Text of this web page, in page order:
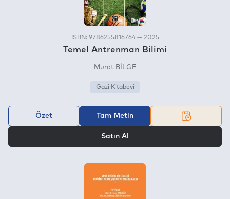
ISBN: 9786255816764 — 2025
Temel Antrenman Bilimi
Murat BİLGE
Gazi Kitabevi
Özet Tam Metin
Satın Al